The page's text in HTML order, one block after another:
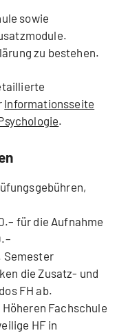
sowie
zu bestehen.
Informationsseite
.
für die Aufnahme
Semester
die Zusatz- und
FH ab.
Fachschule
HF in